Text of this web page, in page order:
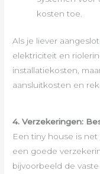
kosten toe.
Als je liever
elektriciteit en
installatiekosten,
aansluitkosten en
4. Verzekeringen:
Een tiny house is
een goede
bijvoorbeeld de